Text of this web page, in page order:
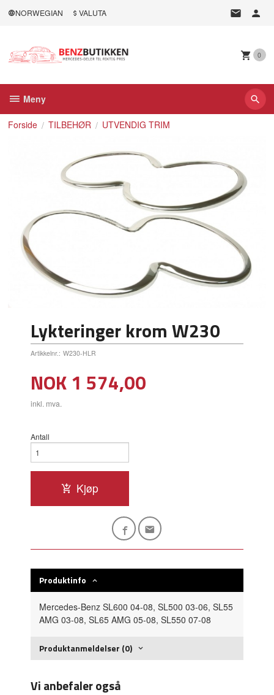
NORWEGIAN VALUTA
0
Meny
Forside TILBEHØR UTVENDIG TRIM
Lykteringer krom W230
Artikkelnr.: W230-HLR
Pris
NOK1 574,00
inkl. mva.
Antall
Kjøp
Produktinfo
Mercedes-Benz SL600 04-08, SL500 03-06, SL55
AMG 03-08, SL65 AMG 05-08, SL550 07-08
Produktanmeldelser (0)
Vi anbefaler også